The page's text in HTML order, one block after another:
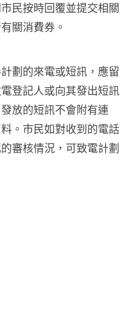
民按時回覆並提交相關
關消費券。
劃的來電或短訊，應留
登記人或向其發出短訊
放的短訊不會附有連
。市民如對收到的電話
審核情況，可致電計劃